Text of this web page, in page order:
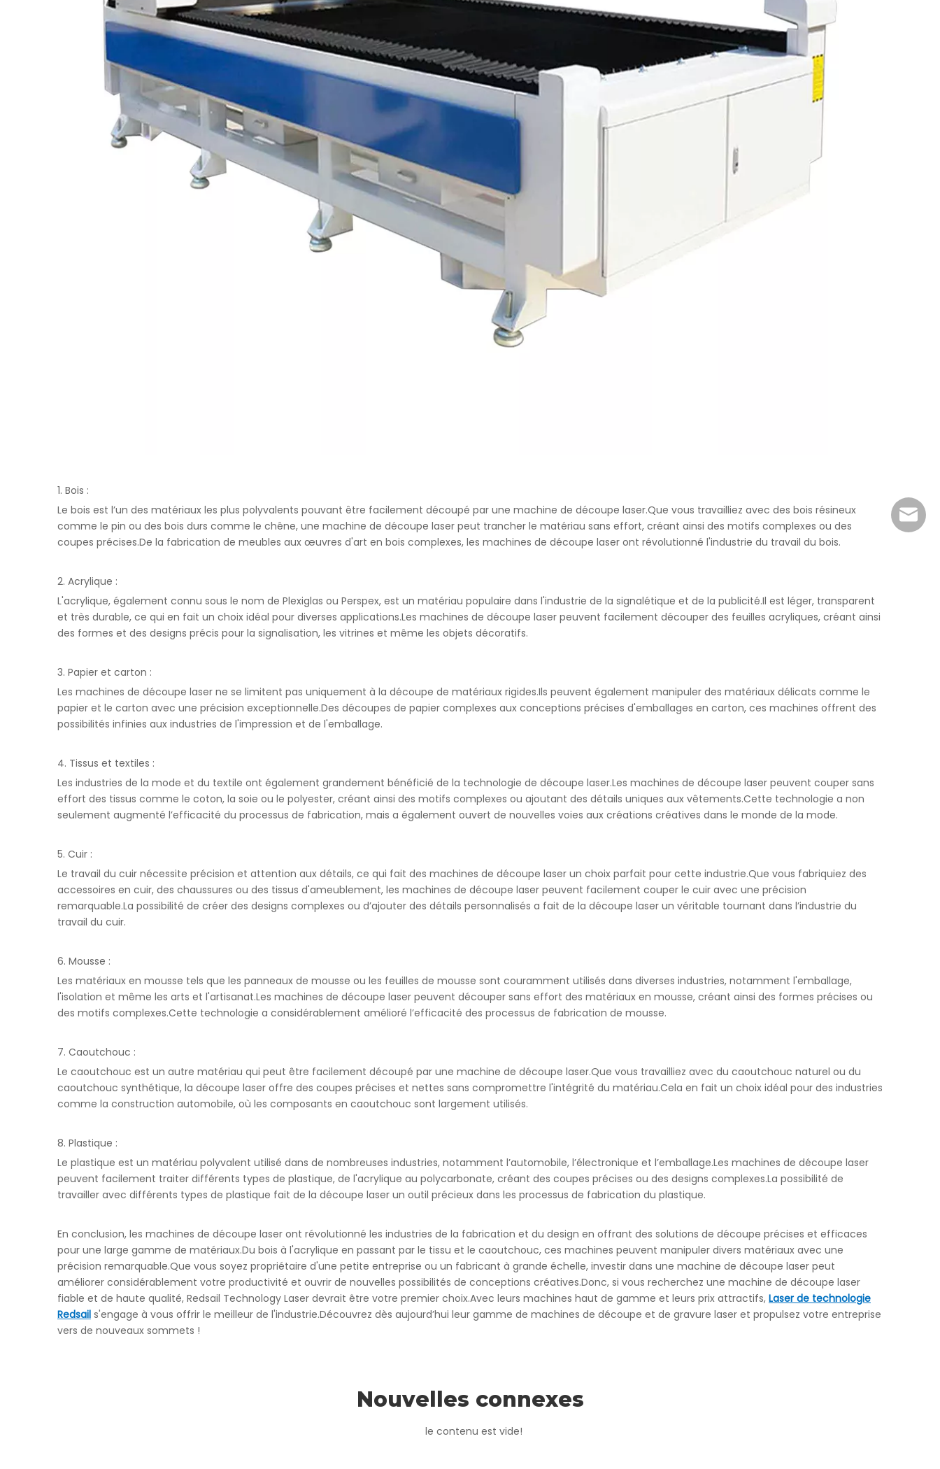
1. Bois :
Le bois est l’un des matériaux les plus polyvalents pouvant être facilement découpé par une machine de découpe laser.Que vous travailliez avec des bois résineux
comme le pin ou des bois durs comme le chêne, une machine de découpe laser peut trancher le matériau sans effort, créant ainsi des motifs complexes ou des
coupes précises.De la fabrication de meubles aux œuvres d'art en bois complexes, les machines de découpe laser ont révolutionné l'industrie du travail du bois.
2. Acrylique :
L'acrylique, également connu sous le nom de Plexiglas ou Perspex, est un matériau populaire dans l'industrie de la signalétique et de la publicité.Il est léger, transparent
et très durable, ce qui en fait un choix idéal pour diverses applications.Les machines de découpe laser peuvent facilement découper des feuilles acryliques, créant ainsi
des formes et des designs précis pour la signalisation, les vitrines et même les objets décoratifs.
3. Papier et carton :
Les machines de découpe laser ne se limitent pas uniquement à la découpe de matériaux rigides.Ils peuvent également manipuler des matériaux délicats comme le
papier et le carton avec une précision exceptionnelle.Des découpes de papier complexes aux conceptions précises d'emballages en carton, ces machines offrent des
possibilités infinies aux industries de l'impression et de l'emballage.
4. Tissus et textiles :
Les industries de la mode et du textile ont également grandement bénéficié de la technologie de découpe laser.Les machines de découpe laser peuvent couper sans
effort des tissus comme le coton, la soie ou le polyester, créant ainsi des motifs complexes ou ajoutant des détails uniques aux vêtements.Cette technologie a non
seulement augmenté l’efficacité du processus de fabrication, mais a également ouvert de nouvelles voies aux créations créatives dans le monde de la mode.
5. Cuir :
Le travail du cuir nécessite précision et attention aux détails, ce qui fait des machines de découpe laser un choix parfait pour cette industrie.Que vous fabriquiez des
accessoires en cuir, des chaussures ou des tissus d'ameublement, les machines de découpe laser peuvent facilement couper le cuir avec une précision
remarquable.La possibilité de créer des designs complexes ou d’ajouter des détails personnalisés a fait de la découpe laser un véritable tournant dans l’industrie du
travail du cuir.
6. Mousse :
Les matériaux en mousse tels que les panneaux de mousse ou les feuilles de mousse sont couramment utilisés dans diverses industries, notamment l'emballage,
l'isolation et même les arts et l'artisanat.Les machines de découpe laser peuvent découper sans effort des matériaux en mousse, créant ainsi des formes précises ou
des motifs complexes.Cette technologie a considérablement amélioré l’efficacité des processus de fabrication de mousse.
7. Caoutchouc :
Le caoutchouc est un autre matériau qui peut être facilement découpé par une machine de découpe laser.Que vous travailliez avec du caoutchouc naturel ou du
caoutchouc synthétique, la découpe laser offre des coupes précises et nettes sans compromettre l'intégrité du matériau.Cela en fait un choix idéal pour des industries
comme la construction automobile, où les composants en caoutchouc sont largement utilisés.
8. Plastique :
Le plastique est un matériau polyvalent utilisé dans de nombreuses industries, notamment l’automobile, l’électronique et l’emballage.Les machines de découpe laser
peuvent facilement traiter différents types de plastique, de l'acrylique au polycarbonate, créant des coupes précises ou des designs complexes.La possibilité de
travailler avec différents types de plastique fait de la découpe laser un outil précieux dans les processus de fabrication du plastique.
En conclusion, les machines de découpe laser ont révolutionné les industries de la fabrication et du design en offrant des solutions de découpe précises et efficaces
pour une large gamme de matériaux.Du bois à l'acrylique en passant par le tissu et le caoutchouc, ces machines peuvent manipuler divers matériaux avec une
précision remarquable.Que vous soyez propriétaire d'une petite entreprise ou un fabricant à grande échelle, investir dans une machine de découpe laser peut
améliorer considérablement votre productivité et ouvrir de nouvelles possibilités de conceptions créatives.Donc, si vous recherchez une machine de découpe laser
fiable et de haute qualité, Redsail Technology Laser devrait être votre premier choix.Avec leurs machines haut de gamme et leurs prix attractifs, Laser de technologie
Redsail s'engage à vous offrir le meilleur de l'industrie.Découvrez dès aujourd’hui leur gamme de machines de découpe et de gravure laser et propulsez votre entreprise
vers de nouveaux sommets !
Nouvelles connexes
le contenu est vide!